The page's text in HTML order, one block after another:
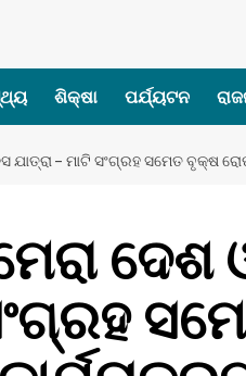
ଶିକ୍ଷା ପର୍ଯ୍ୟଟନ
ଯାତ୍ରା – ମାଟି ସଂଗ୍ରହ ସମେତ ବୃକ୍ଷ